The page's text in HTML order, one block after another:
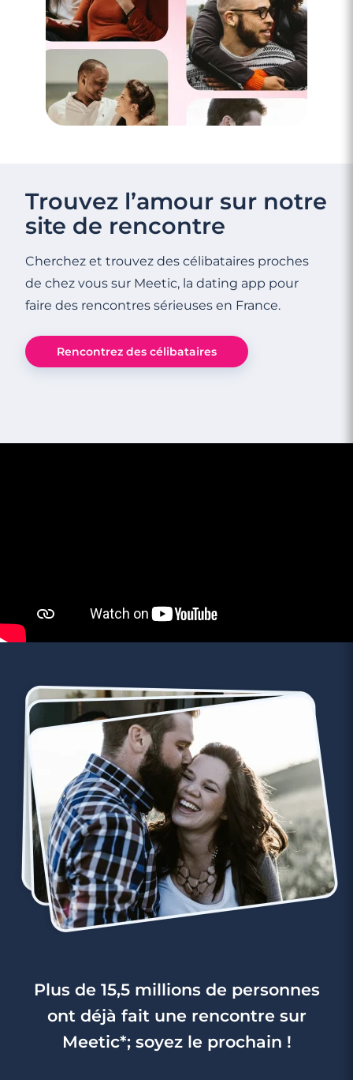
Trouvez l’amour sur notre
site de rencontre
Cherchez et trouvez des célibataires proches
de chez vous sur Meetic, la dating app pour
faire des rencontres sérieuses en France.
Rencontrez des célibataires
Plus de 15,5 millions de personnes
ont déjà fait une rencontre sur
Meetic*; soyez le prochain !